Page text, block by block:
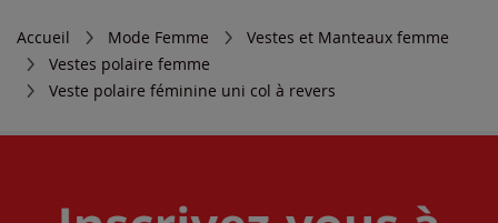
Accueil Mode Femme
Vestes et Manteaux femme
Vestes polaire femme
Veste polaire féminine uni col à revers